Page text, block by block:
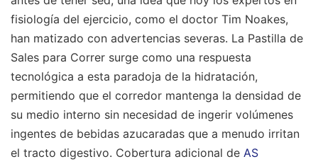
fisiología del ejercicio, como el doctor Tim Noakes,
han matizado con advertencias severas. La Pastilla de
Sales para Correr surge como una respuesta
tecnológica a esta paradoja de la hidratación,
permitiendo que el corredor mantenga la densidad de
su medio interno sin necesidad de ingerir volúmenes
ingentes de bebidas azucaradas que a menudo irritan
el tracto digestivo. Cobertura adicional de AS